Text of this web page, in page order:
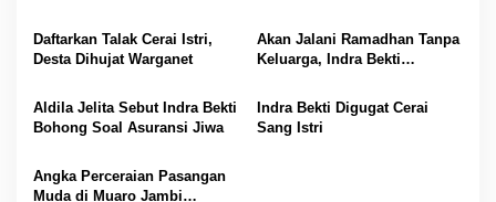
p
o
s
Daftarkan Talak Cerai Istri,
Desta Dihujat Warganet
Akan Jalani Ramadhan Tanpa
Keluarga, Indra Bekti
Aldila Jelita Sebut Indra Bekti
Bohong Soal Asuransi Jiwa
Indra Bekti Digugat Cerai
Sang Istri
Angka Perceraian Pasangan
Muda di Muaro Jambi